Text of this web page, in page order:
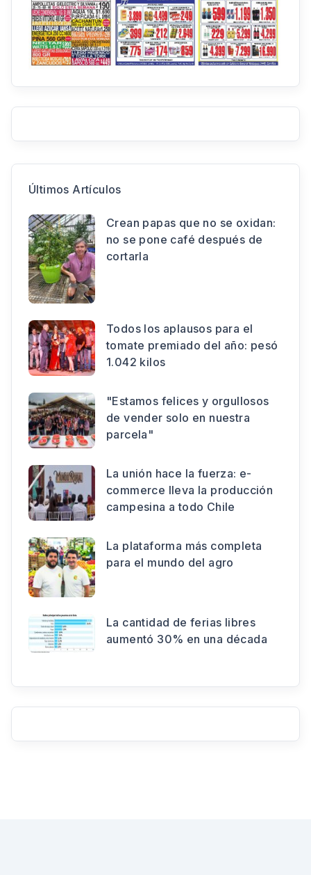
Últimos Artículos
Crean papas que no se oxidan:
no se pone café después de
cortarla
Todos los aplausos para el
tomate premiado del año: pesó
1.042 kilos
"Estamos felices y orgullosos
de vender solo en nuestra
parcela"
La unión hace la fuerza: e-
commerce lleva la producción
campesina a todo Chile
La plataforma más completa
para el mundo del agro
La cantidad de ferias libres
aumentó 30% en una década